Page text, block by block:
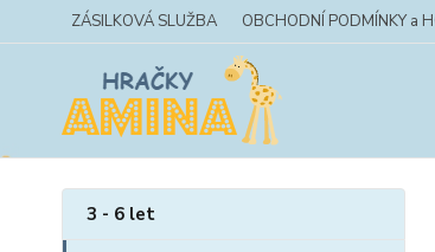
ZÁSILKOVÁ SLUŽBA OBCHODNÍ PODMÍNKY a
3 - 6 let